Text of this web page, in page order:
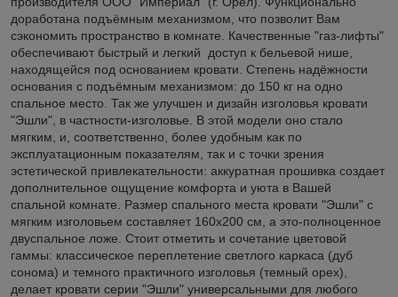
доработана подъёмным механизмом, что позволит Вам
сэкономить пространство в комнате. Качественные "газ-лифты"
обеспечивают быстрый и легкий доступ к бельевой нише,
находящейся под основанием кровати. Степень надёжности
основания с подъёмным механизмом: до 150 кг на одно
спальное место. Так же улучшен и дизайн изголовья кровати
"Эшли", в частности-изголовье. В этой модели оно стало
мягким, и, соответственно, более удобным как по
эксплуатационным показателям, так и с точки зрения
эстетической привлекательности: аккуратная прошивка создает
дополнительное ощущение комфорта и уюта в Вашей
спальной комнате. Размер спального места кровати "Эшли" с
мягким изголовьем составляет 160х200 см, а это-полноценное
двуспальное ложе. Стоит отметить и сочетание цветовой
гаммы: классическое переплетение светлого каркаса (дуб
сонома) и темного практичного изголовья (темный орех),
делает кровати серии "Эшли" универсальными для любого